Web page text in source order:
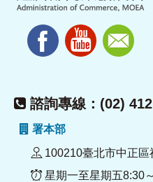
諮詢專線：(02)
署本部
100210臺北市中正區
星期一至星期五8:30